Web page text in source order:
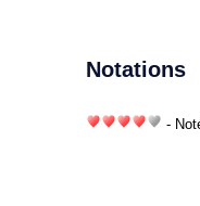
Notations
-